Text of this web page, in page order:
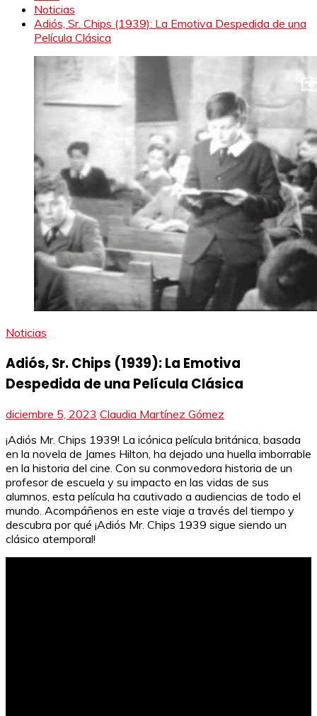
Noticias
Adiós, Sr. Chips (1939): La Emotiva Despedida de una
Película Clásica
Noticias
Adiós, Sr. Chips (1939): La Emotiva
Despedida de una Película Clásica
diciembre 5, 2023 Claudia Martínez Gómez
¡Adiós Mr. Chips 1939! La icónica película británica, basada
en la novela de James Hilton, ha dejado una huella imborrable
en la historia del cine. Con su conmovedora historia de un
profesor de escuela y su impacto en las vidas de sus
alumnos, esta película ha cautivado a audiencias de todo el
mundo. Acompáñenos en este viaje a través del tiempo y
descubra por qué ¡Adiós Mr. Chips 1939 sigue siendo un
clásico atemporal!